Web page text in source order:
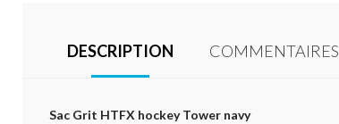
DESCRIPTION COMMENTAIRES
Sac Grit HTFX hockey Tower navy